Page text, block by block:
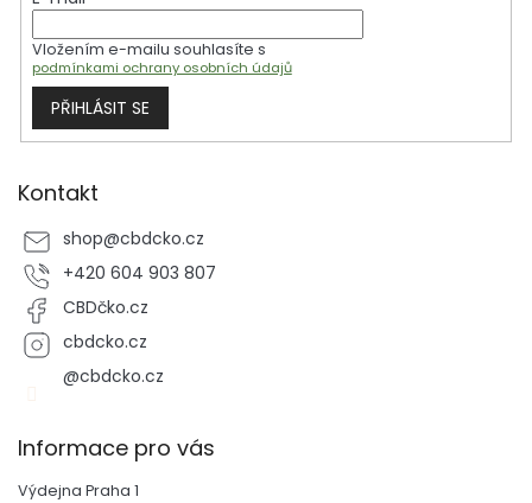
Vložením e-mailu souhlasíte s
podmínkami ochrany osobních údajů
PŘIHLÁSIT SE
Kontakt
shop@cbdcko.cz
+420 604 903 807
CBDčko.cz
cbdcko.cz
@cbdcko.cz
Informace pro vás
Výdejna Praha 1